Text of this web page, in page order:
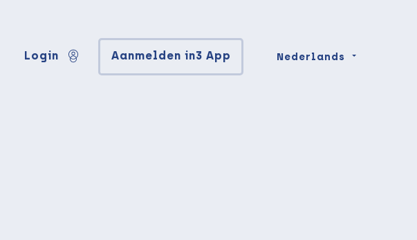
Login Aanmelden in3 App Nederlands